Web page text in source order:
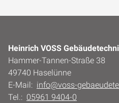
Heinrich VOSS
Hammer-Tannen-Straße 38
49740 Haselünne
E-Mail: info@voss-
Tel.: 05961 9404-0